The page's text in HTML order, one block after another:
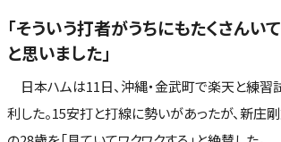
「そういう打者がうちにもたくさんい
と思いました」
日本ハムは11日、沖縄・金武町で楽天と練習
利した。15安打と打線に勢いがあったが、新庄